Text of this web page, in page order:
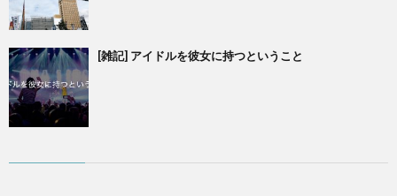
[雑記] アイドルを彼女に持つということ